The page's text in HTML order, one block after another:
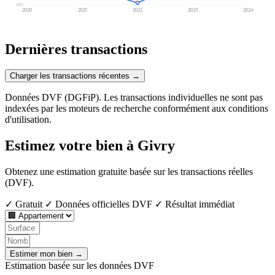
480
2020 2021 2022 2023 2024
Dernières transactions
Charger les transactions récentes →
Données DVF (DGFiP). Les transactions individuelles ne sont pas
indexées par les moteurs de recherche conformément aux conditions
d'utilisation.
Estimez votre bien à Givry
Obtenez une estimation gratuite basée sur les transactions réelles
(DVF).
✓ Gratuit ✓ Données officielles DVF ✓ Résultat immédiat
Estimer mon bien →
Estimation basée sur les données DVF